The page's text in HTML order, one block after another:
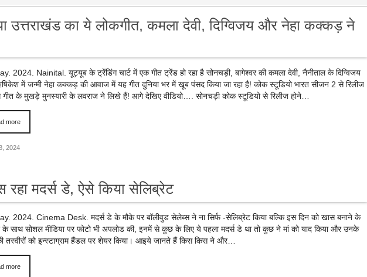
उत्तराखंड का ये लोकगीत, कमला देवी, दिग्विजय और नेहा कक्कड़ ने
2024. Nainital. यूट्यूब के ट्रेंडिंग चार्ट में एक गीत ट्रेंड हो रहा है सोनचड़ी, बागेश्वर की कमला देवी, नैनीताल के दिग्विजय
में जन्मी नेहा कक्कड़ की आवाज में यह गीत दुनिया भर में खूब पंसद किया जा रहा है! कोक स्टूडियो भारत सीजन 2 से रिलीज
गीत के मुखड़े मुनस्यारी के लवराज ने लिखे हैं! आगे देखिए वीडियो…. सोनचड़ी कोक स्टूडियो से रिलीज होने…
more
2024
मदर्स डे, ऐसे किया सेलिब्रेट
2024. Cinema Desk. मदर्स डे के मौके पर बॉलीवुड सेलेब्स ने ना सिर्फ -सेलिब्रेट किया बल्कि इस दिन को खास बनाने के
के साथ सोशल मीडिया पर फोटो भी अपलोड की, इनमें से कुछ के लिए ये पहला मदर्स डे था तो कुछ ने मां को याद किया और उनके
तस्वीरों को इन्स्टाग्राम हैंडल पर शेयर किया। आइये जानते हैं किस किस ने और…
more